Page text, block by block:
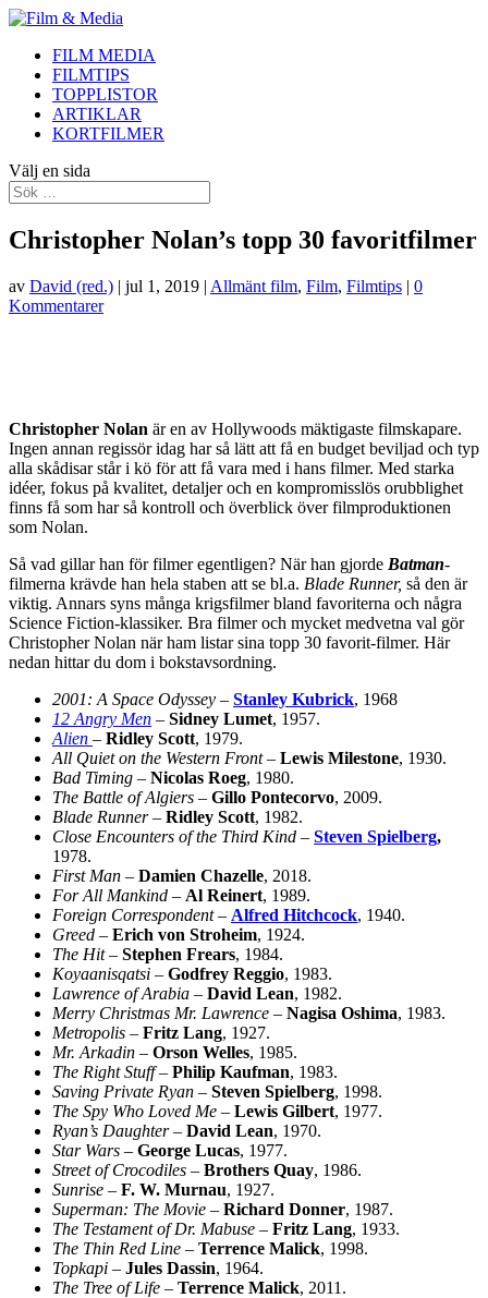
FILM MEDIA
FILMTIPS
TOPPLISTOR
ARTIKLAR
KORTFILMER
Välj en sida
Christopher Nolan’s topp 30 favoritfilmer
av David (red.) | jul 1, 2019 | Allmänt film, Film, Filmtips | 0
Kommentarer
Christopher Nolan är en av Hollywoods mäktigaste filmskapare.
Ingen annan regissör idag har så lätt att få en budget beviljad och typ
alla skådisar står i kö för att få vara med i hans filmer. Med starka
idéer, fokus på kvalitet, detaljer och en kompromisslös orubblighet
finns få som har så kontroll och överblick över filmproduktionen
som Nolan.
Så vad gillar han för filmer egentligen? När han gjorde Batman-
filmerna krävde han hela staben att se bl.a. Blade Runner, så den är
viktig. Annars syns många krigsfilmer bland favoriterna och några
Science Fiction-klassiker. Bra filmer och mycket medvetna val gör
Christopher Nolan när ham listar sina topp 30 favorit-filmer. Här
nedan hittar du dom i bokstavsordning.
2001: A Space Odyssey – Stanley Kubrick, 1968
12 Angry Men – Sidney Lumet, 1957.
Alien – Ridley Scott, 1979.
All Quiet on the Western Front– Lewis Milestone, 1930.
Bad Timing – Nicolas Roeg, 1980.
The Battle of Algiers – Gillo Pontecorvo, 2009.
Blade Runner– Ridley Scott, 1982.
Close Encounters of the Third Kind – Steven Spielberg,
1978.
First Man – Damien Chazelle, 2018.
For All Mankind – Al Reinert, 1989.
Foreign Correspondent– Alfred Hitchcock, 1940.
Greed – Erich von Stroheim, 1924.
The Hit– Stephen Frears, 1984.
Koyaanisqatsi – Godfrey Reggio, 1983.
Lawrence of Arabia – David Lean, 1982.
Merry Christmas Mr. Lawrence – Nagisa Oshima, 1983.
Metropolis – Fritz Lang, 1927.
Mr. Arkadin – Orson Welles, 1985.
The Right Stuff– Philip Kaufman, 1983.
Saving Private Ryan – Steven Spielberg, 1998.
The Spy Who Loved Me – Lewis Gilbert, 1977.
Ryan’s Daughter– David Lean, 1970.
Star Wars – George Lucas, 1977.
Street of Crocodiles – Brothers Quay, 1986.
Sunrise – F. W. Murnau, 1927.
Superman: The Movie – Richard Donner, 1987.
The Testament of Dr. Mabuse – Fritz Lang, 1933.
The Thin Red Line – Terrence Malick, 1998.
Topkapi – Jules Dassin, 1964.
The Tree of Life – Terrence Malick, 2011.